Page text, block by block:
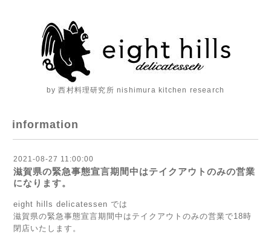
by 西村料理研究所 nishimura kitchen research
information
2021-08-27 11:00:00
滋賀県の緊急事態宣言期間中はテイクアウトのみの営業
になります。
eight hills delicatessen では
滋賀県の緊急事態宣言期間中はテイクアウトのみの営業で18時
閉店いたします。